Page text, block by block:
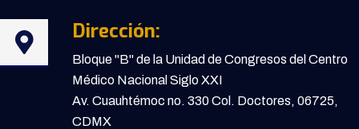
Dirección:
Bloque "B" de la Unidad de Congresos del Centro
Médico Nacional Siglo XXI
Av. Cuauhtémoc no. 330 Col. Doctores, 06725,
CDMX